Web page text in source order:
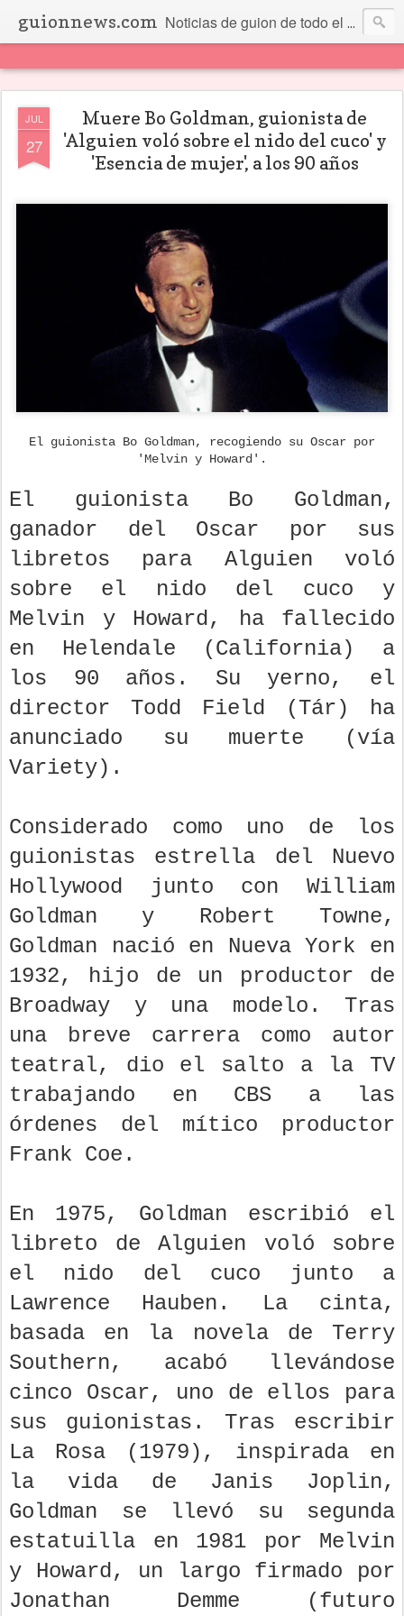
guionnews.com Noticias de guion de todo el mundo... Y más.
JUL
27
Muere Bo Goldman, guionista de
'Alguien voló sobre el nido del cuco' y
'Esencia de mujer', a los 90 años
El guionista Bo Goldman, recogiendo su Oscar por
'Melvin y Howard'.
El guionista Bo Goldman,
ganador del Oscar por sus
libretos para Alguien voló
sobre el nido del cuco y
Melvin y Howard, ha fallecido
en Helendale (California) a
los 90 años. Su yerno, el
director Todd Field (Tár) ha
anunciado su muerte (vía
Variety).
Considerado como uno de los
guionistas estrella del Nuevo
Hollywood junto con William
Goldman y Robert Towne,
Goldman nació en Nueva York en
1932, hijo de un productor de
Broadway y una modelo. Tras
una breve carrera como autor
teatral, dio el salto a la TV
trabajando en CBS a las
órdenes del mítico productor
Frank Coe.
En 1975, Goldman escribió el
libreto de Alguien voló sobre
el nido del cuco junto a
Lawrence Hauben. La cinta,
basada en la novela de Terry
Southern, acabó llevándose
cinco Oscar, uno de ellos para
sus guionistas. Tras escribir
La Rosa (1979), inspirada en
la vida de Janis Joplin,
Goldman se llevó su segunda
estatuilla en 1981 por Melvin
y Howard, un largo firmado por
Jonathan Demme (futuro